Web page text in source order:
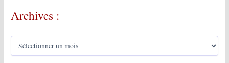
c
e
Archives :
A